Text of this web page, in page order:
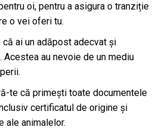
oi, pentru a asigura o tranziție
o vei oferi tu.
ai un adăpost adecvat și
au nevoie de un mediu
te că primești toate documentele
certificatul de origine și
ale animalelor.